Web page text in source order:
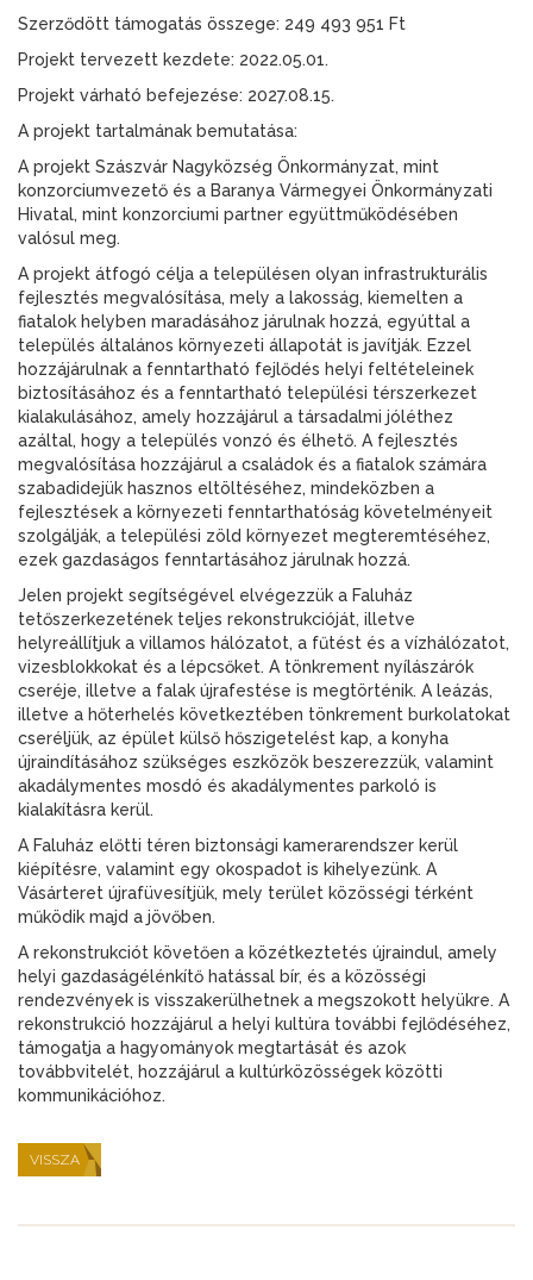
Szerződött támogatás összege: 249 493 951 Ft
Projekt tervezett kezdete: 2022.05.01.
Projekt várható befejezése: 2027.08.15.
A projekt tartalmának bemutatása:
A projekt Szászvár Nagyközség Önkormányzat, mint
konzorciumvezető és a Baranya Vármegyei Önkormányzati
Hivatal, mint konzorciumi partner együttműködésében
valósul meg.
A projekt átfogó célja a településen olyan infrastrukturális
fejlesztés megvalósítása, mely a lakosság, kiemelten a
fiatalok helyben maradásához járulnak hozzá, egyúttal a
település általános környezeti állapotát is javítják. Ezzel
hozzájárulnak a fenntartható fejlődés helyi feltételeinek
biztosításához és a fenntartható települési térszerkezet
kialakulásához, amely hozzájárul a társadalmi jóléthez
azáltal, hogy a település vonzó és élhető. A fejlesztés
megvalósítása hozzájárul a családok és a fiatalok számára
szabadidejük hasznos eltöltéséhez, mindeközben a
fejlesztések a környezeti fenntarthatóság követelményeit
szolgálják, a települési zöld környezet megteremtéséhez,
ezek gazdaságos fenntartásához járulnak hozzá.
Jelen projekt segítségével elvégezzük a Faluház
tetőszerkezetének teljes rekonstrukcióját, illetve
helyreállítjuk a villamos hálózatot, a fűtést és a vízhálózatot,
vizesblokkokat és a lépcsőket. A tönkrement nyílászárók
cseréje, illetve a falak újrafestése is megtörténik. A leázás,
illetve a hőterhelés következtében tönkrement burkolatokat
cseréljük, az épület külső hőszigetelést kap, a konyha
újraindításához szükséges eszközök beszerezzük, valamint
akadálymentes mosdó és akadálymentes parkoló is
kialakításra kerül.
A Faluház előtti téren biztonsági kamerarendszer kerül
kiépítésre, valamint egy okospadot is kihelyezünk. A
Vásárteret újrafüvesítjük, mely terület közösségi térként
működik majd a jövőben.
A rekonstrukciót követően a közétkeztetés újraindul, amely
helyi gazdaságélénkítő hatással bír, és a közösségi
rendezvények is visszakerülhetnek a megszokott helyükre. A
rekonstrukció hozzájárul a helyi kultúra további fejlődéséhez,
támogatja a hagyományok megtartását és azok
továbbvitelét, hozzájárul a kultúrközösségek közötti
kommunikációhoz.
VISSZA